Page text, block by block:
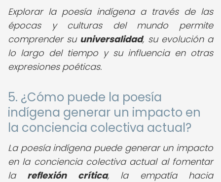
Explorar la poesía indígena a través de las
épocas y culturas del mundo permite
comprender su universalidad, su evolución a
lo largo del tiempo y su influencia en otras
expresiones poéticas.
5. ¿Cómo puede la poesía
indígena generar un impacto en
la conciencia colectiva actual?
La poesía indígena puede generar un impacto
en la conciencia colectiva actual al fomentar
la reflexión crítica, la empatía hacia